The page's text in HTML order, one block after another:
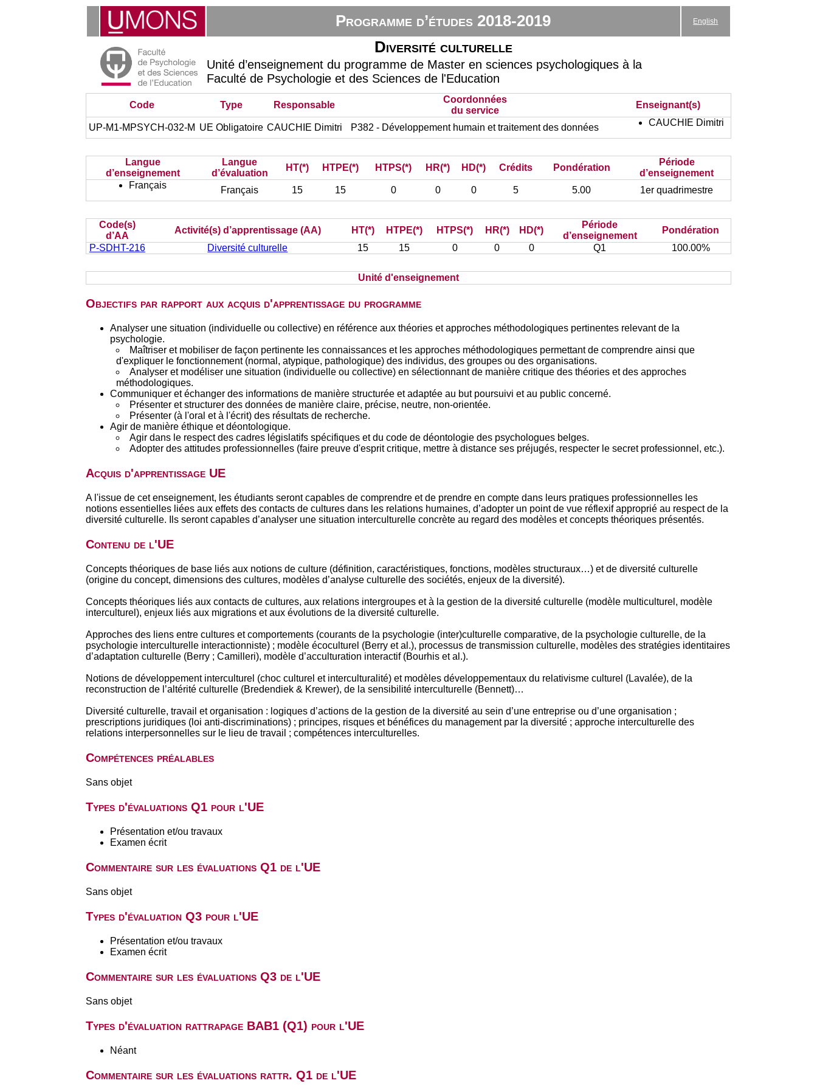
Programme d’études 2018-2019 English
Diversité culturelle
Unité d’enseignement du programme de Master en sciences psychologiques à la
Faculté de Psychologie et des Sciences de l'Education
Code Type Responsable
Coordonnées
du service
Enseignant(s)
UP-M1-MPSYCH-032-M UE Obligatoire CAUCHIE Dimitri P382 - Développement humain et traitement des données CAUCHIE Dimitri
Langue
d’enseignement
Langue
d’évaluation
HT(*) HTPE(*) HTPS(*) HR(*) HD(*) Crédits Pondération
Période
d’enseignement
Français
Français 15 15 0 0 0 5 5.00 1er quadrimestre
Code(s)
d’AA
Activité(s) d’apprentissage (AA) HT(*) HTPE(*) HTPS(*) HR(*) HD(*)
Période
d’enseignement
Pondération
P-SDHT-216
Diversité culturelle 15 15 0 0 0 Q1 100.00%
Unité d'enseignement
Objectifs par rapport aux acquis d'apprentissage du programme
Analyser une situation (individuelle ou collective) en référence aux théories et approches méthodologiques pertinentes relevant de la
psychologie.
Maîtriser et mobiliser de façon pertinente les connaissances et les approches méthodologiques permettant de comprendre ainsi que
d'expliquer le fonctionnement (normal, atypique, pathologique) des individus, des groupes ou des organisations.
Analyser et modéliser une situation (individuelle ou collective) en sélectionnant de manière critique des théories et des approches
méthodologiques.
Communiquer et échanger des informations de manière structurée et adaptée au but poursuivi et au public concerné.
Présenter et structurer des données de manière claire, précise, neutre, non-orientée.
Présenter (à l'oral et à l'écrit) des résultats de recherche.
Agir de manière éthique et déontologique.
Agir dans le respect des cadres législatifs spécifiques et du code de déontologie des psychologues belges.
Adopter des attitudes professionnelles (faire preuve d'esprit critique, mettre à distance ses préjugés, respecter le secret professionnel, etc.).
Acquis d'apprentissage UE
A l'issue de cet enseignement, les étudiants seront capables de comprendre et de prendre en compte dans leurs pratiques professionnelles les
notions essentielles liées aux effets des contacts de cultures dans les relations humaines, d’adopter un point de vue réflexif approprié au respect de la
diversité culturelle. Ils seront capables d’analyser une situation interculturelle concrète au regard des modèles et concepts théoriques présentés.
Contenu de l'UE
Concepts théoriques de base liés aux notions de culture (définition, caractéristiques, fonctions, modèles structuraux…) et de diversité culturelle
(origine du concept, dimensions des cultures, modèles d’analyse culturelle des sociétés, enjeux de la diversité).
Concepts théoriques liés aux contacts de cultures, aux relations intergroupes et à la gestion de la diversité culturelle (modèle multiculturel, modèle
interculturel), enjeux liés aux migrations et aux évolutions de la diversité culturelle.
Approches des liens entre cultures et comportements (courants de la psychologie (inter)culturelle comparative, de la psychologie culturelle, de la
psychologie interculturelle interactionniste) ; modèle écoculturel (Berry et al.), processus de transmission culturelle, modèles des stratégies identitaires
d’adaptation culturelle (Berry ; Camilleri), modèle d’acculturation interactif (Bourhis et al.).
Notions de développement interculturel (choc culturel et interculturalité) et modèles développementaux du relativisme culturel (Lavalée), de la
reconstruction de l’altérité culturelle (Bredendiek & Krewer), de la sensibilité interculturelle (Bennett)…
Diversité culturelle, travail et organisation : logiques d’actions de la gestion de la diversité au sein d’une entreprise ou d’une organisation ;
prescriptions juridiques (loi anti-discriminations) ; principes, risques et bénéfices du management par la diversité ; approche interculturelle des
relations interpersonnelles sur le lieu de travail ; compétences interculturelles.
Compétences préalables
Sans objet
Types d'évaluations Q1 pour l'UE
Présentation et/ou travaux
Examen écrit
Commentaire sur les évaluations Q1 de l'UE
Sans objet
Types d'évaluation Q3 pour l'UE
Présentation et/ou travaux
Examen écrit
Commentaire sur les évaluations Q3 de l'UE
Sans objet
Types d'évaluation rattrapage BAB1 (Q1) pour l'UE
Néant
Commentaire sur les évaluations rattr. Q1 de l'UE